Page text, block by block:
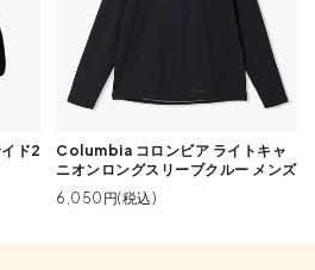
ド2
Columbia コロンビア ライトキャ
ニオンロングスリーブクルー メンズ
6,050円(税込)